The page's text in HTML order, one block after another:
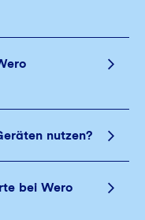
nutzen?
bei Wero